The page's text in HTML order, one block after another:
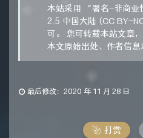
本站采用 “署名-非商业
2.5 中国大陆 (CC BY-
可。 您可转载本站文章
本文原始出处、作者信息
最后修改：2020 年 11 月 28 日
打赏